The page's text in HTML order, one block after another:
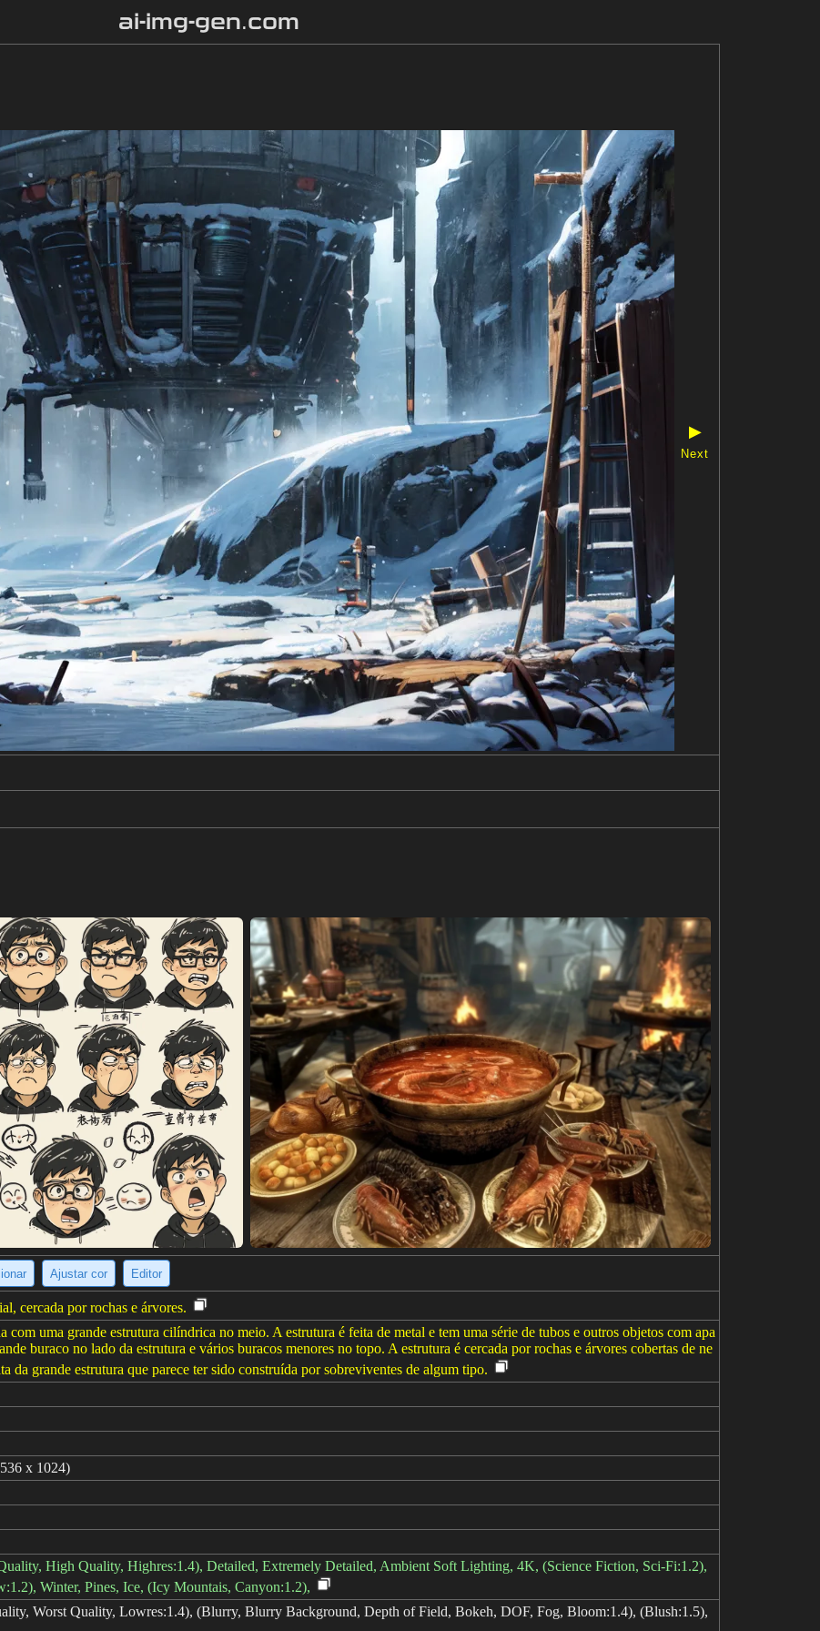
ai-img-gen.com
▶
Next
Ajustar cor Editor
cercada por rochas e árvores.
com uma grande estrutura cilíndrica no meio. A estrutura é feita de metal e tem uma série de tubos e outros objetos com apa
buraco no lado da estrutura e vários buracos menores no topo. A estrutura é cercada por rochas e árvores cobertas de ne
da grande estrutura que parece ter sido construída por sobreviventes de algum tipo.
x 1024)
High Quality, Highres:1.4), Detailed, Extremely Detailed, Ambient Soft Lighting, 4K, (Science Fiction, Sci-Fi:1.2),
Winter, Pines, Ice, (Icy Mountais, Canyon:1.2),
Worst Quality, Lowres:1.4), (Blurry, Blurry Background, Depth of Field, Bokeh, DOF, Fog, Bloom:1.4), (Blush:1.5),